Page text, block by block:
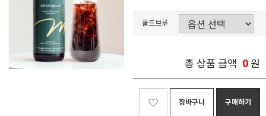
콜드브루
총 상품 금액 0원
장바구니 구매하기